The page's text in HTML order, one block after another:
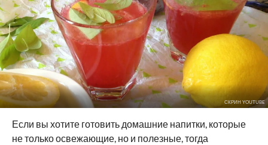
СКРИН YOUTUBE
Если вы хотите готовить домашние напитки, которые
не только освежающие, но и полезные, тогда